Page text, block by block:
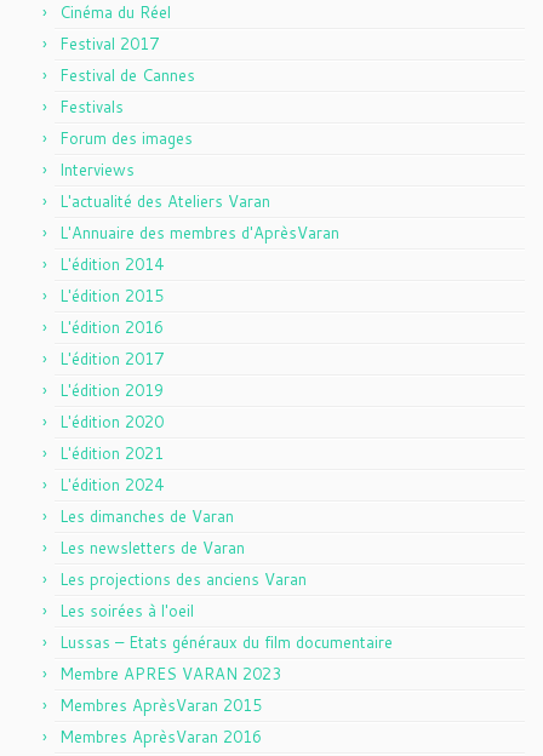
Cinéma du Réel
Festival 2017
Festival de Cannes
Festivals
Forum des images
Interviews
L'actualité des Ateliers Varan
L'Annuaire des membres d'AprèsVaran
L'édition 2014
L'édition 2015
L'édition 2016
L'édition 2017
L'édition 2019
L'édition 2020
L'édition 2021
L'édition 2024
Les dimanches de Varan
Les newsletters de Varan
Les projections des anciens Varan
Les soirées à l'oeil
Lussas – Etats généraux du film documentaire
Membre APRES VARAN 2023
Membres AprèsVaran 2015
Membres AprèsVaran 2016